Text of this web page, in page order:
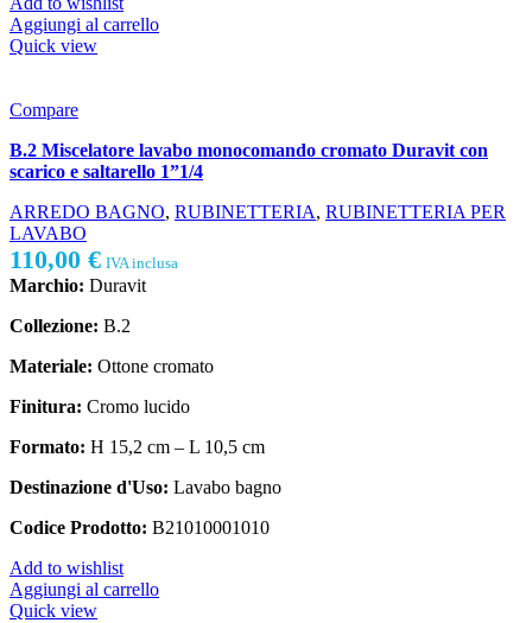
Aggiungi al carrello
Quick view
Compare
B.2 Miscelatore lavabo monocomando cromato Duravit con
scarico e saltarello 1”1/4
ARREDO BAGNO, RUBINETTERIA, RUBINETTERIA PER
LAVABO
110,00 € IVA inclusa
Marchio: Duravit
Collezione: B.2
Materiale: Ottone cromato
Finitura: Cromo lucido
Formato: H 15,2 cm – L 10,5 cm
Destinazione d'Uso: Lavabo bagno
Codice Prodotto: B21010001010
Add to wishlist
Aggiungi al carrello
Quick view